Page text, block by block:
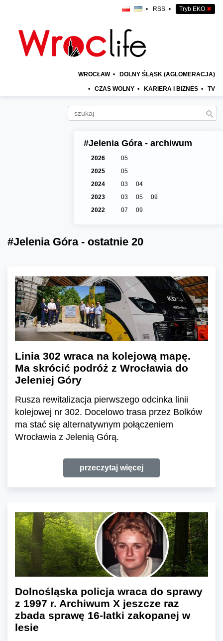
• RSS • Tryb EKO ✖
WROCŁAW • DOLNY ŚLĄSK (AGLOMERACJA)
• CZAS WOLNY • KARIERA I BIZNES • TV
#Jelenia Góra - archiwum
2026
05
2025
05
2024
03
04
2023
03 05
09
2022
07 09
#Jelenia Góra - ostatnie 20
Linia 302 wraca na kolejową mapę.
Ma skrócić podróż z Wrocławia do
Jeleniej Góry
Rusza rewitalizacja pierwszego odcinka linii
kolejowej nr 302. Docelowo trasa przez Bolków
ma stać się alternatywnym połączeniem
Wrocławia z Jelenią Górą.
przeczytaj więcej
Dolnośląska policja wraca do sprawy
z 1997 r. Archiwum X jeszcze raz
zbada sprawę 16-latki zakopanej w
lesie